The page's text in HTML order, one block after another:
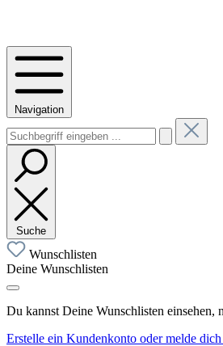
Navigation
Suche
Wunschlisten
Deine Wunschlisten
Du kannst Deine Wunschlisten einsehen,
Erstelle ein Kundenkonto oder melde dich